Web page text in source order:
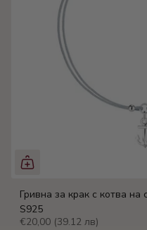
Гривна за крак с котва на
S925
€20,00 (39.12 лв)